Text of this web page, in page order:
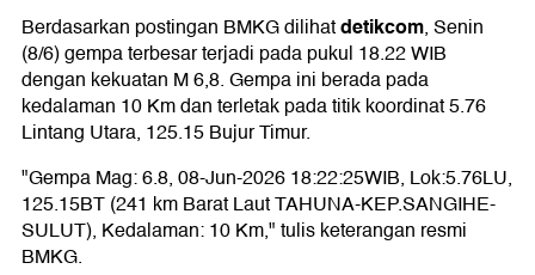
Berdasarkan postingan BMKG dilihatdetikcom, Senin
(8/6) gempa terbesar terjadi pada pukul 18.22 WIB
dengan kekuatan M 6,8. Gempa ini berada pada
kedalaman 10 Km dan terletak pada titik koordinat 5.76
Lintang Utara, 125.15 Bujur Timur.
"Gempa Mag: 6.8, 08-Jun-2026 18:22:25WIB, Lok:5.76LU,
125.15BT (241 km Barat Laut TAHUNA-KEP.SANGIHE-
SULUT), Kedalaman: 10 Km," tulis keterangan resmi
BMKG.